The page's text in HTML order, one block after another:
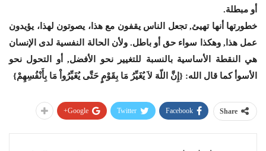
أو مبطلة.
خطورتها أنها تهيئ, تجعل الناس يقفون مع هذا، يصوتون لهذا، يؤيدون
عمل هذا, وهكذا سواء حق أو باطل. ولأن الحالة النفسية لدى الإنسان
هي النقطة الأساسية بالنسبة للتغيير نحو الأفضل, أو التحول نحو
الأسوأ كما قال الله: {إِنَّ اللّهَ لاَ يُغَيِّرُ مَا بِقَوْمٍ حَتَّى يُغَيِّرُواْ مَا بِأَنْفُسِهِمْ}
Share
Facebook
Twitter
Google+